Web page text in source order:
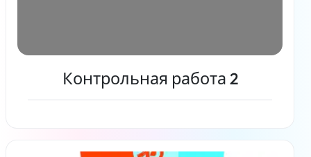
Контрольная работа 2
Читать дальше